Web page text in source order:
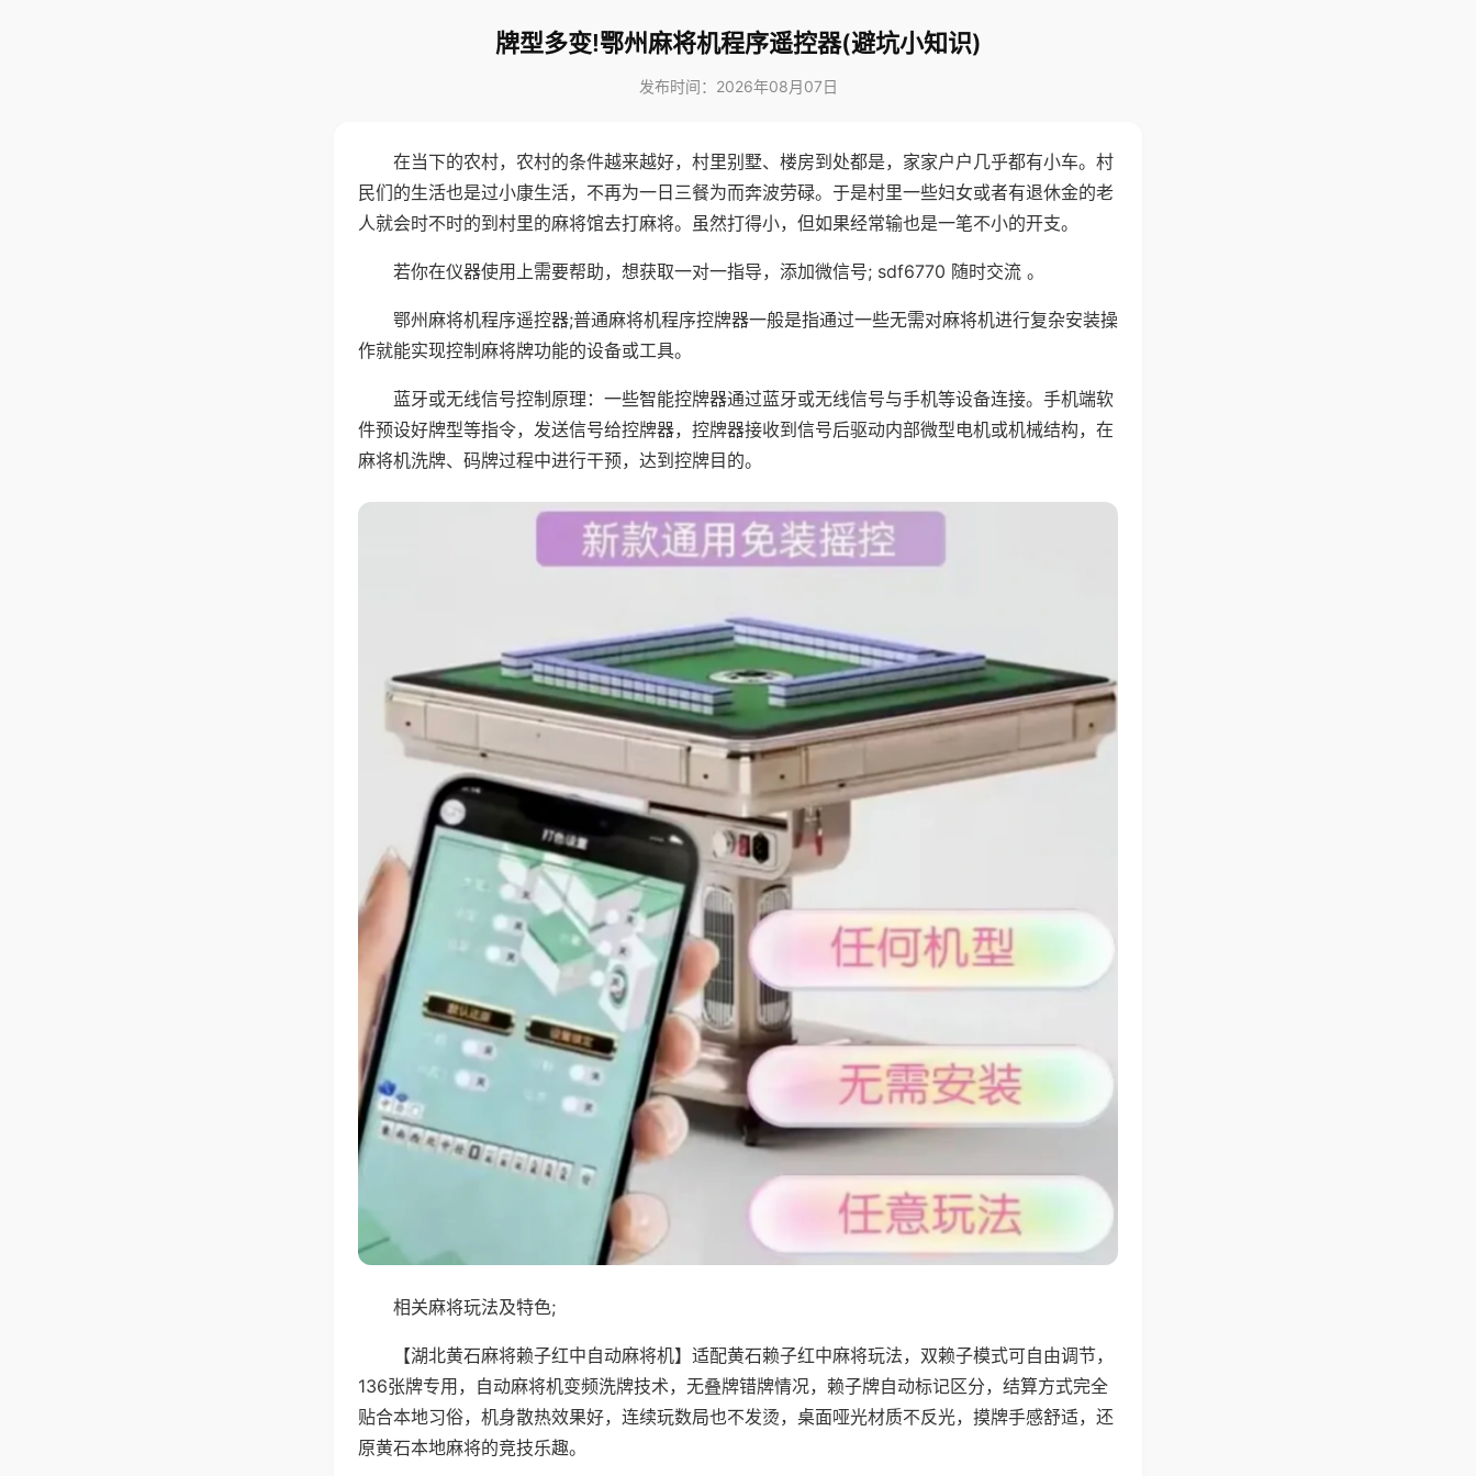
牌型多变!鄂州麻将机程序遥控器(避坑小知识)
发布时间：2026年08月07日
在当下的农村，农村的条件越来越好，村里别墅、楼房到处都是，家家户户几乎都有小车。村
民们的生活也是过小康生活，不再为一日三餐为而奔波劳碌。于是村里一些妇女或者有退休金的老
人就会时不时的到村里的麻将馆去打麻将。虽然打得小，但如果经常输也是一笔不小的开支。
若你在仪器使用上需要帮助，想获取一对一指导，添加微信号; sdf6770 随时交流 。
鄂州麻将机程序遥控器;普通麻将机程序控牌器一般是指通过一些无需对麻将机进行复杂安装操
作就能实现控制麻将牌功能的设备或工具。
蓝牙或无线信号控制原理：一些智能控牌器通过蓝牙或无线信号与手机等设备连接。手机端软
件预设好牌型等指令，发送信号给控牌器，控牌器接收到信号后驱动内部微型电机或机械结构，在
麻将机洗牌、码牌过程中进行干预，达到控牌目的。
相关麻将玩法及特色;
【湖北黄石麻将赖子红中自动麻将机】适配黄石赖子红中麻将玩法，双赖子模式可自由调节，
136张牌专用，自动麻将机变频洗牌技术，无叠牌错牌情况，赖子牌自动标记区分，结算方式完全
贴合本地习俗，机身散热效果好，连续玩数局也不发烫，桌面哑光材质不反光，摸牌手感舒适，还
原黄石本地麻将的竞技乐趣。